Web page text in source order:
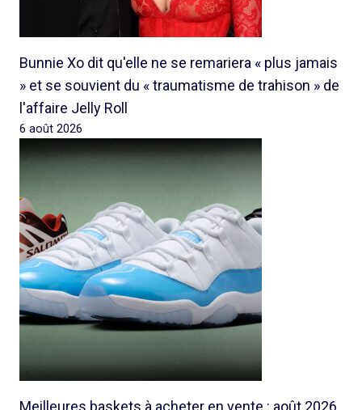
Bunnie Xo dit qu'elle ne se remariera « plus jamais
» et se souvient du « traumatisme de trahison » de
l'affaire Jelly Roll
6 août 2026
Meilleures baskets à acheter en vente : août 2026